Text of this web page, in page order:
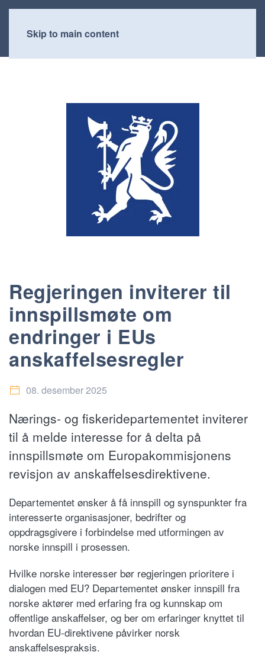
Skip to main content
Regjeringen inviterer til
innspillsmøte om
endringer i EUs
anskaffelsesregler
08. desember 2025
Nærings- og fiskeridepartementet inviterer
til å melde interesse for å delta på
innspillsmøte om Europakommisjonens
revisjon av anskaffelsesdirektivene.
Departementet ønsker å få innspill og synspunkter fra
interesserte organisasjoner, bedrifter og
oppdragsgivere i forbindelse med utformingen av
norske innspill i prosessen.
Hvilke norske interesser bør regjeringen prioritere i
dialogen med EU? Departementet ønsker innspill fra
norske aktører med erfaring fra og kunnskap om
offentlige anskaffelser, og ber om erfaringer knyttet til
hvordan EU-direktivene påvirker norsk
anskaffelsespraksis.